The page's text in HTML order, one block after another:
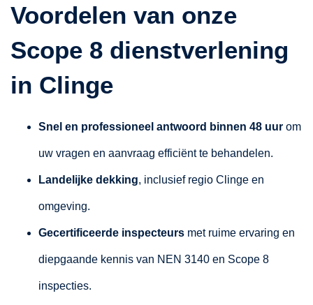
Voordelen van onze
Scope 8 dienstverlening
in Clinge
Snel en professioneel antwoord binnen 48 uur om
uw vragen en aanvraag efficiënt te behandelen.
Landelijke dekking, inclusief regio Clinge en
omgeving.
Gecertificeerde inspecteurs met ruime ervaring en
diepgaande kennis van NEN 3140 en Scope 8
inspecties.